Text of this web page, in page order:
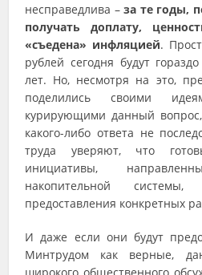
несправедлива –за те годы,
получать доплату,
«съедена» инфляцией.
рублей сегодня будут
лет. Но, несмотря на это,
поделились своими
курирующими данный
какого-либо ответа не
труда уверяют, что
инициативы,
накопительной
предоставления конкретных
И даже если они будут
Минтрудом как верные,